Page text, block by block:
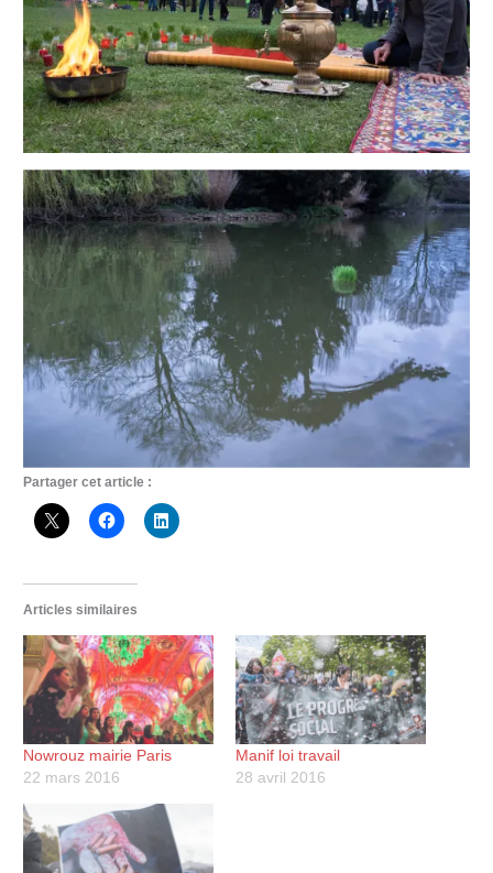
Partager cet article :
Articles similaires
Nowrouz mairie Paris
22 mars 2016
Manif loi travail
28 avril 2016